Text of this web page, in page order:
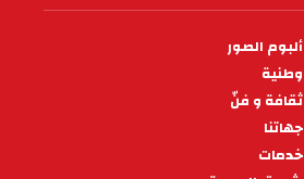
ألبوم الصور
وطنية
ثقافة و فنّ
جهاتنا
خدمات